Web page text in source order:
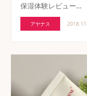
保湿体験レビュー…
アヤナス